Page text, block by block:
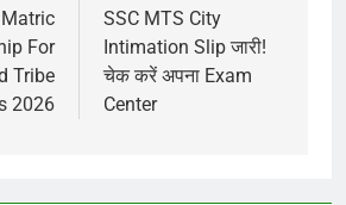
Matric
For
Tribe
2026
SSC MTS City
Intimation Slip जारी!
चेक करें अपना Exam
Center